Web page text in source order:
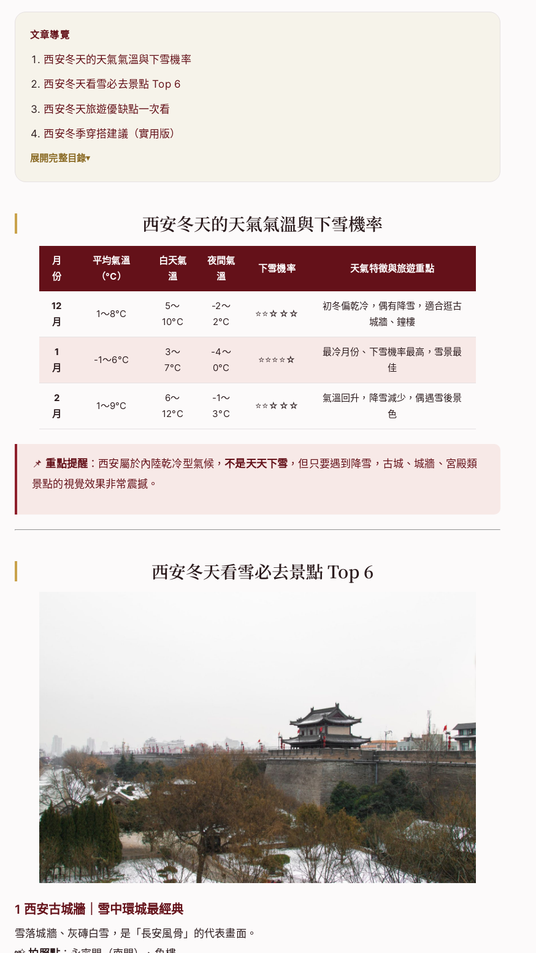
文章導覽
西安冬天的天氣氣溫與下雪機率
西安冬天看雪必去景點 Top 6
西安冬天旅遊優缺點一次看
西安冬季穿搭建議（實用版）
展開完整目錄
西安冬天的天氣氣溫與下雪機率
月
份
平均氣溫
（°C）
白天氣
溫
夜間氣
溫
下雪機率 天氣特徵與旅遊重點
12
月
1～8°C
5～
10°C
-2～
2°C
⭐⭐☆☆☆
初冬偏乾冷，偶有降雪，適合逛古
城牆、鐘樓
1
月
-1～6°C
3～
7°C
-4～
0°C
⭐⭐⭐⭐☆
最冷月份、下雪機率最高，雪景最
佳
2
月
1～9°C
6～
12°C
-1～
3°C
⭐⭐☆☆☆
氣溫回升，降雪減少，偶遇雪後景
色
📌 重點提醒 ：西安屬於內陸乾冷型氣候，不是天天下雪 ，但只要遇到降雪，古城、城牆、宮殿類
景點的視覺效果非常震撼。
西安冬天看雪必去景點 Top 6
1 西安古城牆｜雪中環城最經典
雪落城牆、灰磚白雪，是「長安風骨」的代表畫面。